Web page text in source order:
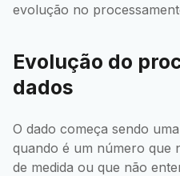
evolução no
Evolução do
dados
O dado começa sendo
quando é um número que
de medida ou que não